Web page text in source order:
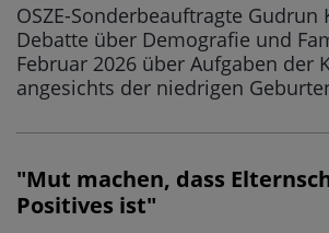
OSZE-Sonderbeauftragte Gudrun
Debatte über Demografie und
Februar 2026 über Aufgaben der
angesichts der niedrigen
"Mut machen, dass
Positives ist"